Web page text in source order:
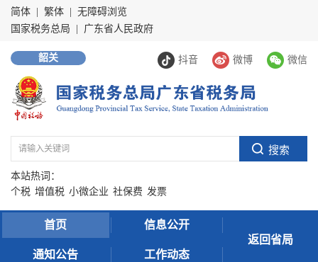
简体 繁体
无障碍浏览
国家税务总局
广东省人民政府
抖音 微博 微信
韶关
本站热词：
个税 增值税 小微企业 社保费 发票
首页 信息公开
通知公告 工作动态
返回省局